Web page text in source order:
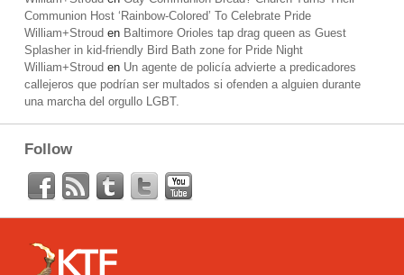
Communion Host ‘Rainbow-Colored’ To Celebrate Pride
William+Stroud en Baltimore Orioles tap drag queen as Guest
Splasher in kid-friendly Bird Bath zone for Pride Night
William+Stroud en Un agente de policía advierte a predicadores
callejeros que podrían ser multados si ofenden a alguien durante
una marcha del orgullo LGBT.
Follow